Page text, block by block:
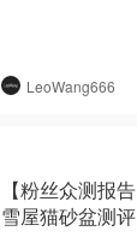
LeoWang666
【粉丝众测报
雪屋猫砂盆测评